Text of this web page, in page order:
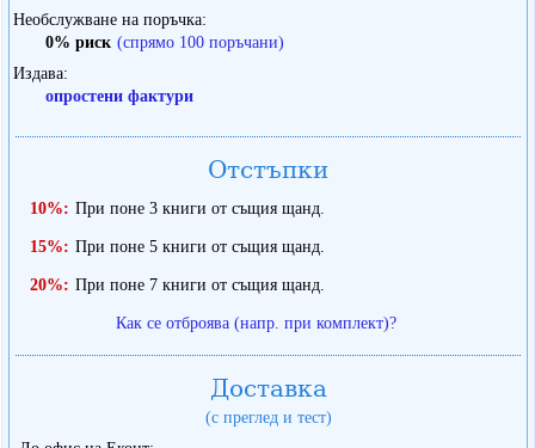
Необслужване на поръчка
0% риск (спрямо 100 поръчани)
Издава
опростени фактури
Отстъпки
10%: При поне 3 книги от същия щанд.
15%: При поне 5 книги от същия щанд.
20%: При поне 7 книги от същия щанд.
Как се отброява (напр. при комплект)?
Доставка
(с преглед и тест)